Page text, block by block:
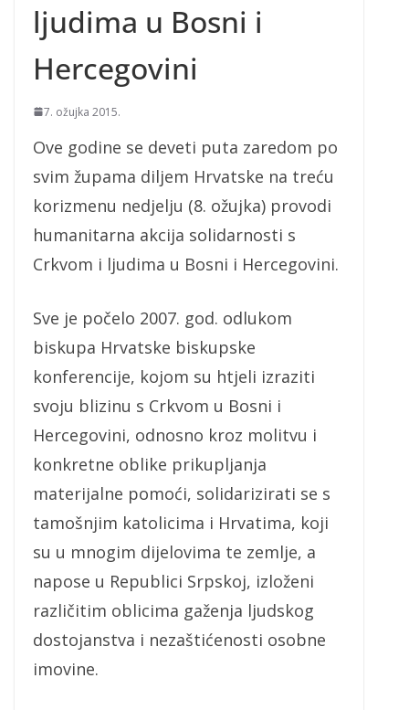
ljudima u Bosni i
Hercegovini
7. ožujka 2015.
Ove godine se deveti puta zaredom po
svim župama diljem Hrvatske na treću
korizmenu nedjelju (8. ožujka) provodi
humanitarna akcija solidarnosti s
Crkvom i ljudima u Bosni i Hercegovini.
Sve je počelo 2007. god. odlukom
biskupa Hrvatske biskupske
konferencije, kojom su htjeli izraziti
svoju blizinu s Crkvom u Bosni i
Hercegovini, odnosno kroz molitvu i
konkretne oblike prikupljanja
materijalne pomoći, solidarizirati se s
tamošnjim katolicima i Hrvatima, koji
su u mnogim dijelovima te zemlje, a
napose u Republici Srpskoj, izloženi
različitim oblicima gaženja ljudskog
dostojanstva i nezaštićenosti osobne
imovine.